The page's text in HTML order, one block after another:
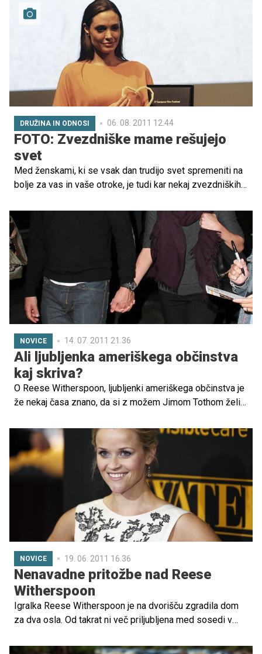
DRUŽINA IN ODNOSI 06. 08. 2011 12.44
FOTO: Zvezdniške mame rešujejo
svet
Med ženskami, ki se vsak dan trudijo svet spremeniti na
bolje za vas in vaše otroke, je tudi kar nekaj zvezdniških
poskušajo pomagati.
NOVICE 14. 07. 2011 21.36
Ali ljubljenka ameriškega občinstva
kaj skriva?
O Reese Witherspoon, ljubljenki ameriškega občinstva je
že nekaj časa znano, da si z možem Jimom Tothom želi
njen trebušček.
NOVICE 19. 06. 2011 16.36
Nenavadne pritožbe nad Reese
Witherspoon
Igralka Reese Witherspoon je na dvorišču zgradila dom
za dva osla. Od takrat ni več priljubljena med sosedi v